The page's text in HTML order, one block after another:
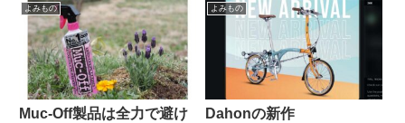
らも納得？
よみもの
Muc-Off製品は全力で避け
よみもの
Dahonの新作